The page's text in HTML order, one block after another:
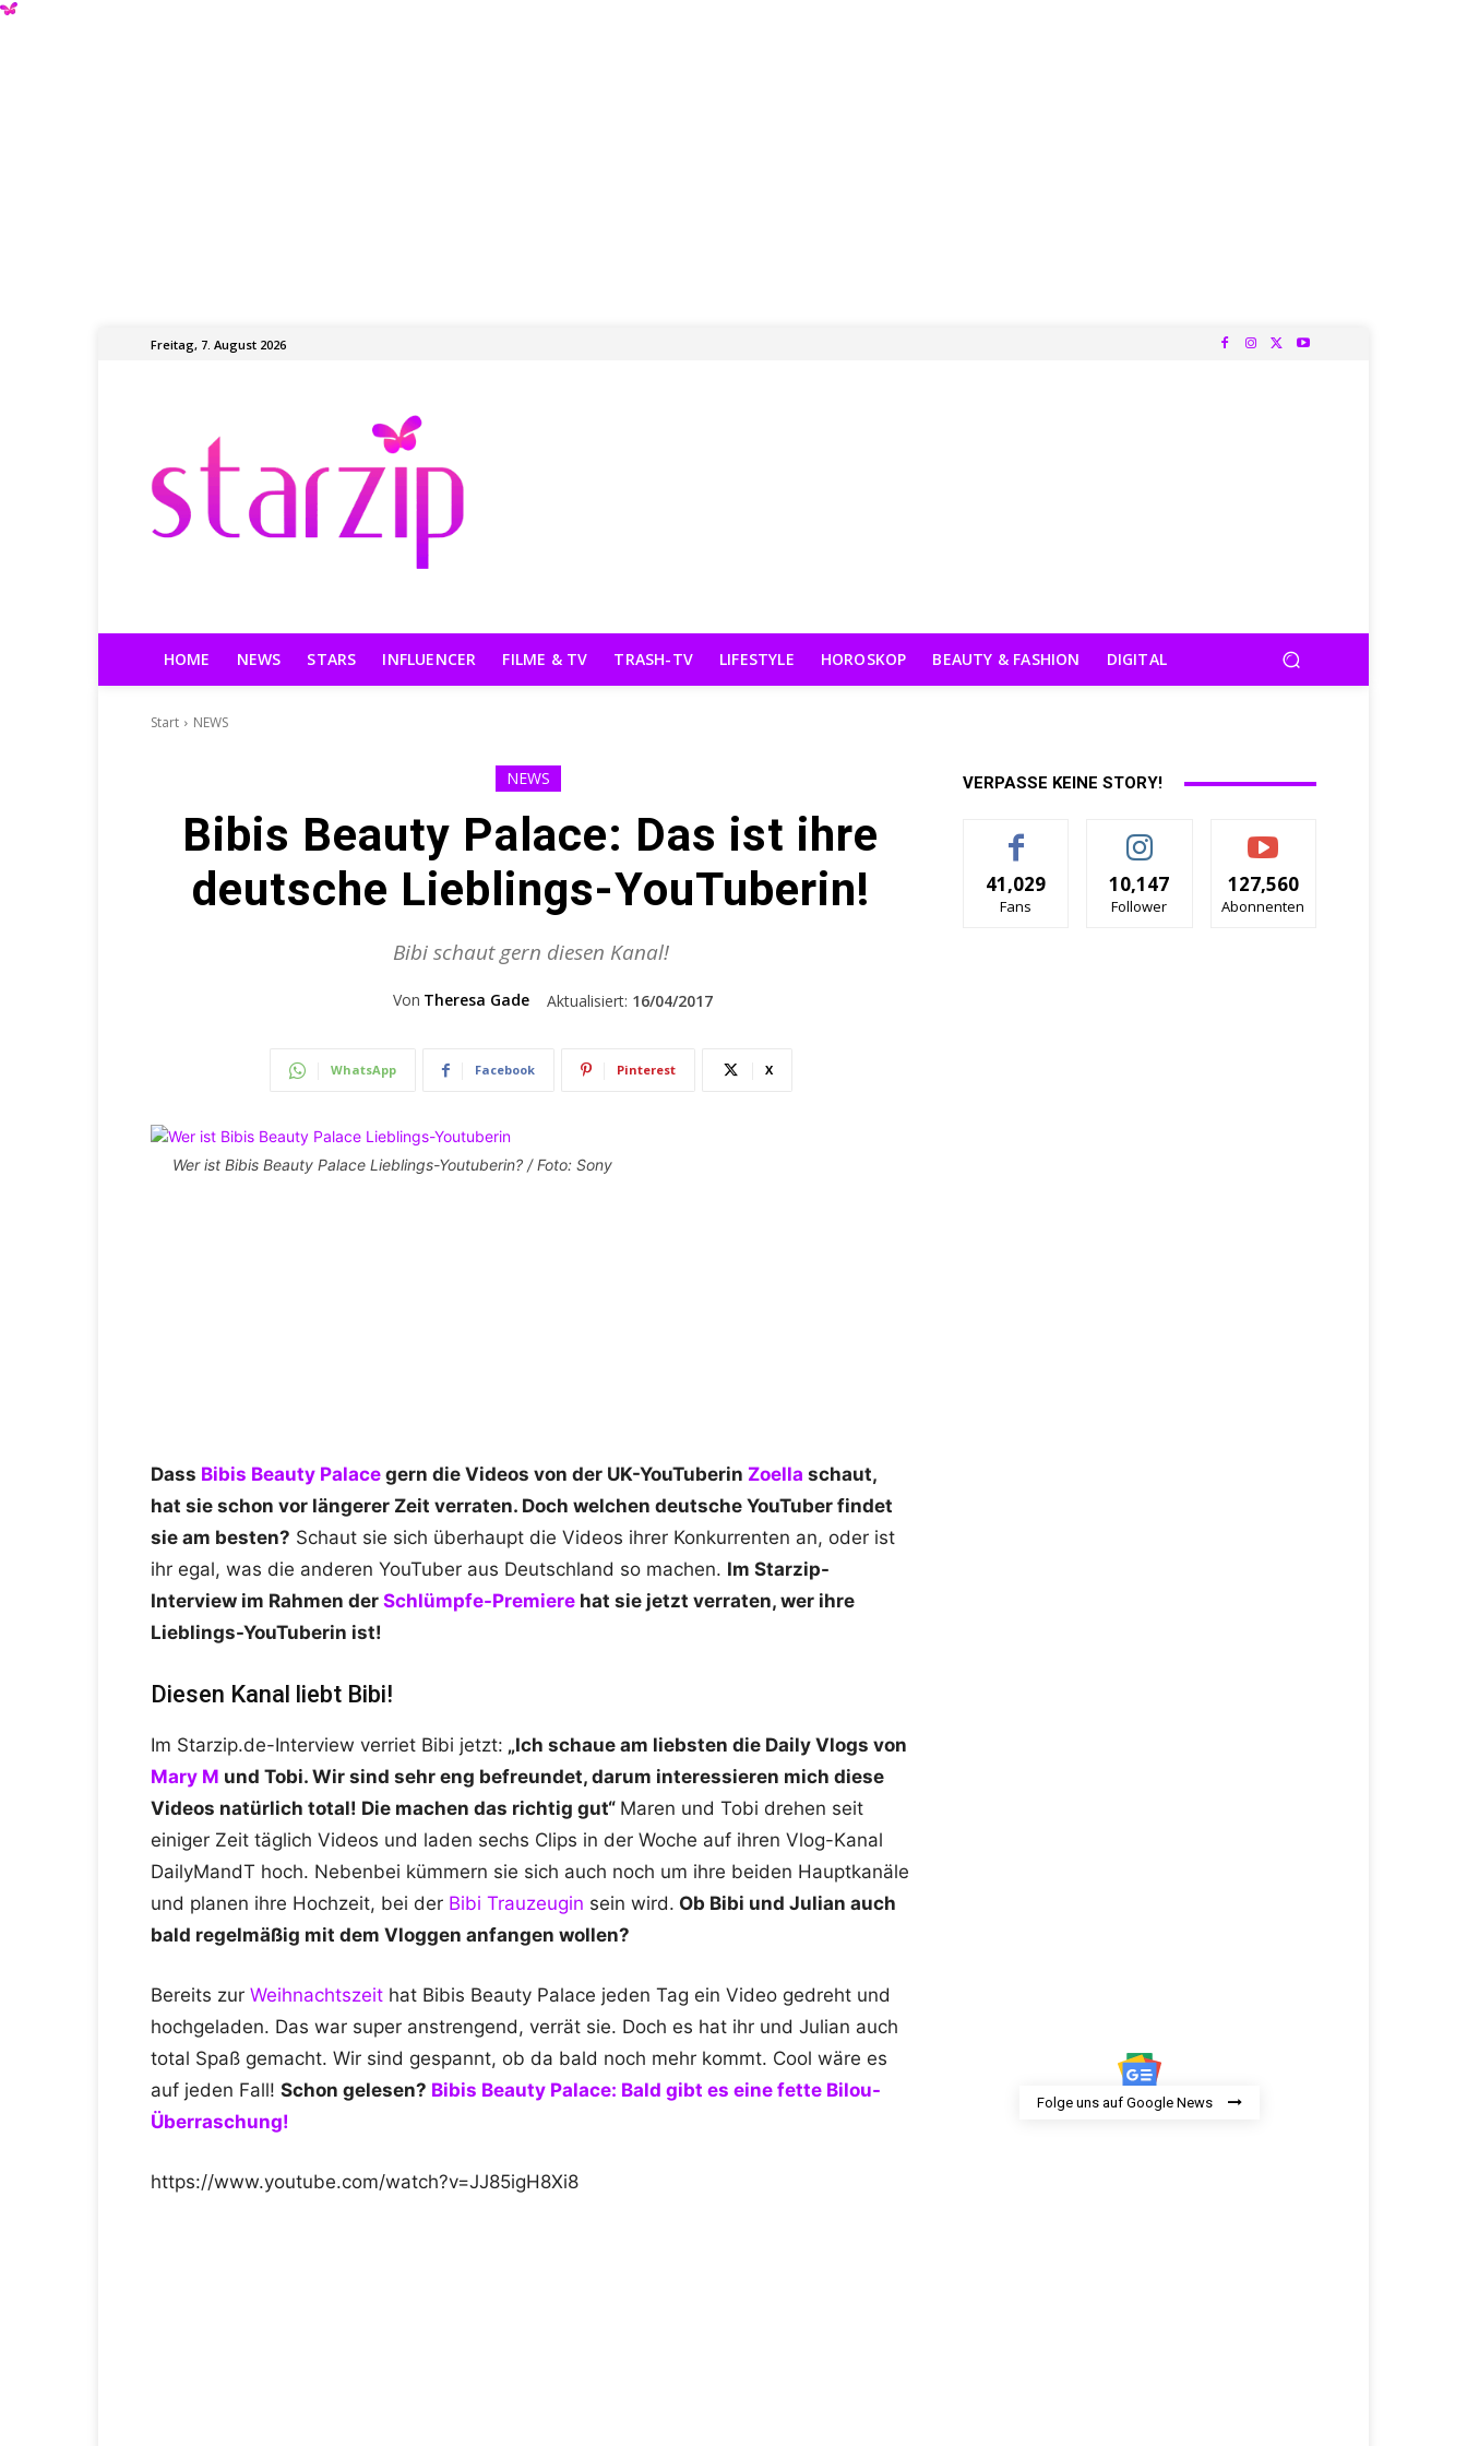
Freitag, 7. August 2026
HOME NEWS STARS INFLUENCER FILME & TV TRASH-TV LIFESTYLE HOROSKOP BEAUTY & FASHION DIGITAL
Start NEWS
NEWS
Bibis Beauty Palace: Das ist ihre
deutsche Lieblings-YouTuberin!
Bibi schaut gern diesen Kanal!
Von Theresa Gade Aktualisiert: 16/04/2017
WhatsApp Facebook Pinterest X
Wer ist Bibis Beauty Palace Lieblings-Youtuberin? / Foto: Sony
Dass Bibis Beauty Palace gern die Videos von der UK-YouTuberin Zoella schaut,
hat sie schon vor längerer Zeit verraten. Doch welchen deutsche YouTuber findet
sie am besten? Schaut sie sich überhaupt die Videos ihrer Konkurrenten an, oder ist
ihr egal, was die anderen YouTuber aus Deutschland so machen. Im Starzip-
Interview im Rahmen der Schlümpfe-Premiere hat sie jetzt verraten, wer ihre
Lieblings-YouTuberin ist!
Diesen Kanal liebt Bibi!
Im Starzip.de-Interview verriet Bibi jetzt: „Ich schaue am liebsten die Daily Vlogs von
Mary M und Tobi. Wir sind sehr eng befreundet, darum interessieren mich diese
Videos natürlich total! Die machen das richtig gut“ Maren und Tobi drehen seit
einiger Zeit täglich Videos und laden sechs Clips in der Woche auf ihren Vlog-Kanal
DailyMandT hoch. Nebenbei kümmern sie sich auch noch um ihre beiden Hauptkanäle
und planen ihre Hochzeit, bei der Bibi Trauzeugin sein wird. Ob Bibi und Julian auch
bald regelmäßig mit dem Vloggen anfangen wollen?
Bereits zur Weihnachtszeit hat Bibis Beauty Palace jeden Tag ein Video gedreht und
hochgeladen. Das war super anstrengend, verrät sie. Doch es hat ihr und Julian auch
total Spaß gemacht. Wir sind gespannt, ob da bald noch mehr kommt. Cool wäre es
auf jeden Fall! Schon gelesen? Bibis Beauty Palace: Bald gibt es eine fette Bilou-
Überraschung!
https://www.youtube.com/watch?v=JJ85igH8Xi8
VERPASSE KEINE STORY!
41,029
Fans
10,147
Follower
127,560
Abonnenten
Folge uns auf Google News